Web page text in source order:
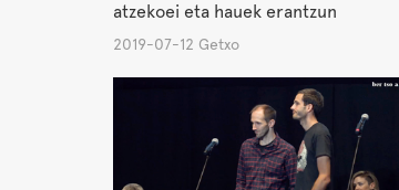
atzekoei eta hauek erantzun
2019-07-12 Getxo